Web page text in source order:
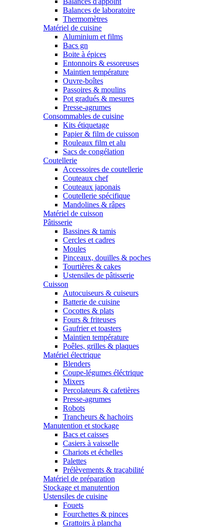
Balances de laboratoire
Thermomètres
Matériel de cuisine
Aluminium et films
Bacs gn
Boite à épices
Entonnoirs & essoreuses
Maintien température
Ouvre-boîtes
Passoires & moulins
Pot gradués & mesures
Presse-agrumes
Consommables de cuisine
Kits étiquetage
Papier & film de cuisson
Rouleaux film et alu
Sacs de congélation
Coutellerie
Accessoires de coutellerie
Couteaux chef
Couteaux japonais
Coutellerie spécifique
Mandolines & râpes
Matériel de cuisson
Pâtisserie
Bassines & tamis
Cercles et cadres
Moules
Pinceaux, douilles & poches
Tourtières & cakes
Ustensiles de pâtisserie
Cuisson
Autocuiseurs & cuiseurs
Batterie de cuisine
Cocottes & plats
Fours & friteuses
Gaufrier et toasters
Maintien température
Poêles, grilles & plaques
Matériel électrique
Blenders
Coupe-légumes éléctrique
Mixers
Percolateurs & cafetières
Presse-agrumes
Robots
Trancheurs & hachoirs
Manutention et stockage
Bacs et caisses
Casiers à vaisselle
Chariots et échelles
Palettes
Prélèvements & traçabilité
Matériel de préparation
Stockage et manutention
Ustensiles de cuisine
Fouets
Fourchettes & pinces
Grattoirs à plancha